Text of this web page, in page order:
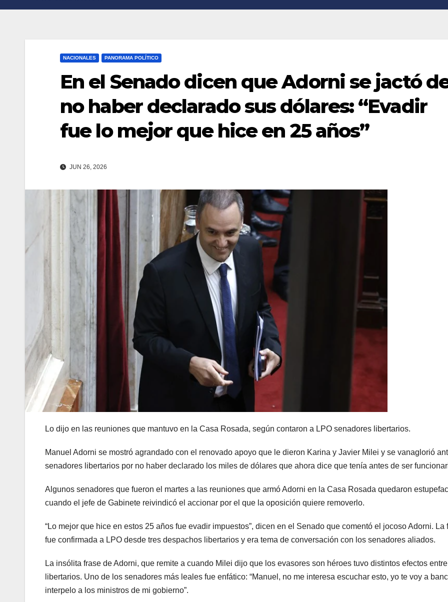
NACIONALES PANORAMA POLÍTICO
En el Senado dicen que Adorni se jactó
no haber declarado sus dólares: “Evadir
fue lo mejor que hice en 25 años”
JUN 26, 2026
Lo dijo en las reuniones que mantuvo en la Casa Rosada, según contaron a LPO senadores libertarios.
Manuel Adorni se mostró agrandado con el renovado apoyo que le dieron Karina y Javier Milei y se vanaglorió
senadores libertarios por no haber declarado los miles de dólares que ahora dice que tenía antes de ser
Algunos senadores que fueron el martes a las reuniones que armó Adorni en la Casa Rosada quedaron
cuando el jefe de Gabinete reivindicó el accionar por el que la oposición quiere removerlo.
“Lo mejor que hice en estos 25 años fue evadir impuestos”, dicen en el Senado que comentó el jocoso Adorni. La
fue confirmada a LPO desde tres despachos libertarios y era tema de conversación con los senadores aliados.
La insólita frase de Adorni, que remite a cuando Milei dijo que los evasores son héroes tuvo distintos efectos
libertarios. Uno de los senadores más leales fue enfático: “Manuel, no me interesa escuchar esto, yo te voy a
interpelo a los ministros de mi gobierno”.
n